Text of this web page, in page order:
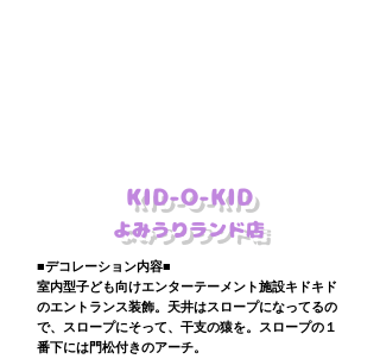
KID-O-KID
よみうりランド店
■デコレーション内容■
室内型子ども向けエンターテーメント施設キドキド
のエントランス装飾。天井はスロープになってるの
で、スロープにそって、干支の猿を。スロープの１
番下には門松付きのアーチ。